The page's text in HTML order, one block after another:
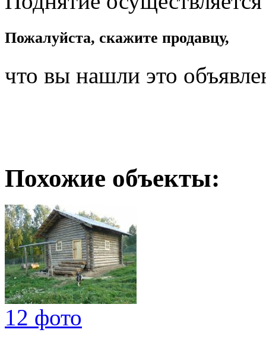
Пожалуйста, скажите продавцу,
что вы нашли это
Похожие объекты:
12 фото